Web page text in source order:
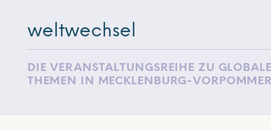
weltwechsel
DIE VERANSTALTUNGSREIHE ZU
THEMEN IN MECKLENBURG-